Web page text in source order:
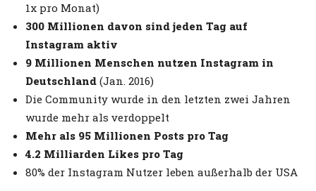
1x pro Monat)
300 Millionen davon sind jeden Tag auf
Instagram aktiv
9 Millionen Menschen nutzen Instagram in
Deutschland (Jan. 2016)
Die Community wurde in den letzten zwei Jahren
wurde mehr als verdoppelt
Mehr als 95 Millionen Posts pro Tag
4.2 Milliarden Likes pro Tag
80% der Instagram Nutzer leben außerhalb der USA